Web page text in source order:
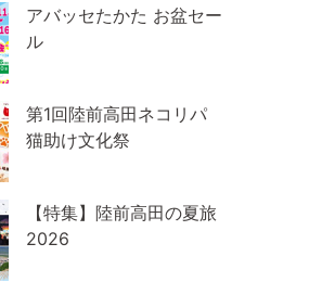
アバッセたかた お盆セー
ル
第1回陸前高田ネコリパ
猫助け文化祭
【特集】陸前高田の夏旅
2026